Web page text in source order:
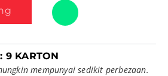
9 KARTON
mempunyai sedikit perbezaan.